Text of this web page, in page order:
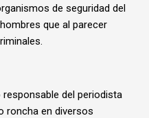
de seguridad del
que al parecer
responsable del periodista
roncha en diversos